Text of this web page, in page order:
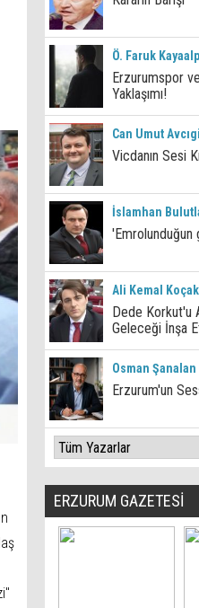
Ö. Faruk Kayaalp
Erzurumspor
Yaklaşımı!
Can Umut Avcıgil
Vicdanın Sesi
İslamhan
Ali Kemal Koçak
Dede Korkut'u
Geleceği İnşa
Osman Şanalan
Erzurum'un
ERZURUM GAZETESİ